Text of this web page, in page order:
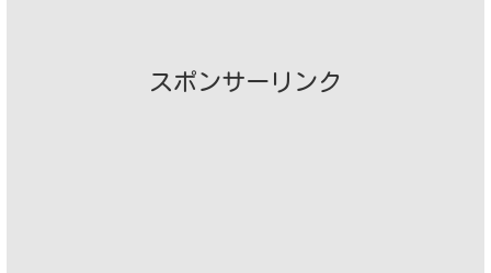
スポンサーリンク